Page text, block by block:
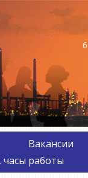
Вакансии
часы работы